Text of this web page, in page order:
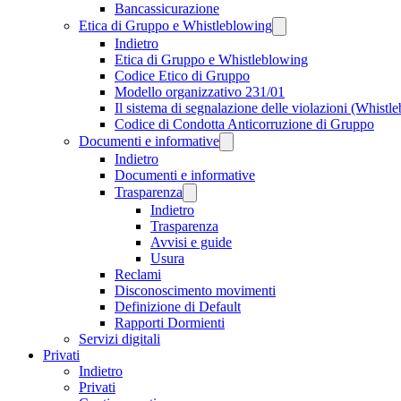
Bancassicurazione
Etica di Gruppo e Whistleblowing
Indietro
Etica di Gruppo e Whistleblowing
Codice Etico di Gruppo
Modello organizzativo 231/01
Il sistema di segnalazione delle violazioni
Codice di Condotta Anticorruzione di Gruppo
Documenti e informative
Indietro
Documenti e informative
Trasparenza
Indietro
Trasparenza
Avvisi e guide
Usura
Reclami
Disconoscimento movimenti
Definizione di Default
Rapporti Dormienti
Servizi digitali
Privati
Indietro
Privati